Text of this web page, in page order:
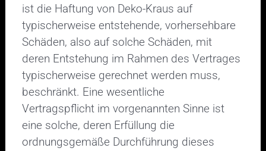
ist die Haftung von Deko-Kraus auf
typischerweise entstehende, vorhersehbare
Schäden, also auf solche Schäden, mit
deren Entstehung im Rahmen des Vertrages
typischerweise gerechnet werden muss,
beschränkt. Eine wesentliche
Vertragspflicht im vorgenannten Sinne ist
eine solche, deren Erfüllung die
ordnungsgemäße Durchführung dieses